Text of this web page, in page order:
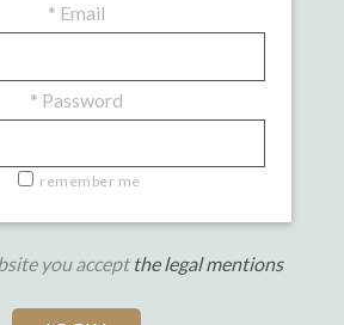
* Email
* Password
remember me
you accept the legal mentions